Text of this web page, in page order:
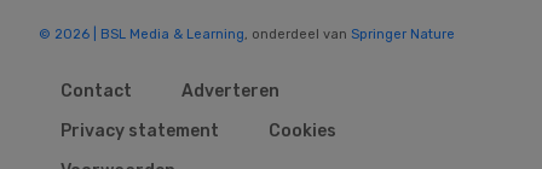
© 2026 | BSL Media & Learning, onderdeel van Springer Nature
Contact
Adverteren
Privacy statement
Cookies